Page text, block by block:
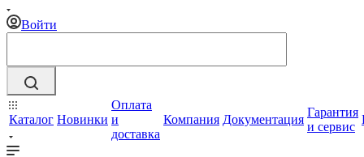
Войти
Каталог Новинки
Оплата
и
доставка
Компания Документация
Гарантия
и сервис